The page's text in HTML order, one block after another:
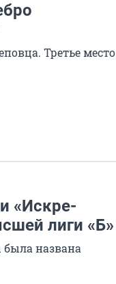
Третье место
«Искре-
лиги «Б»
названа